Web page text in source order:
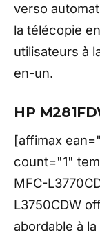
verso
la télécopie
utilisateurs à
en-un.
HP
[affimax
count="1"
MFC-
L3750CDW
abordable à